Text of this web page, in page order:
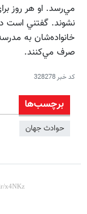
مي‌رسد. او هر روز
نشوند. گفتني است
خانواده‌شان به
صرف مي‌كنند.
کد خبر328278
برچسب‌ها
حوادث جهان